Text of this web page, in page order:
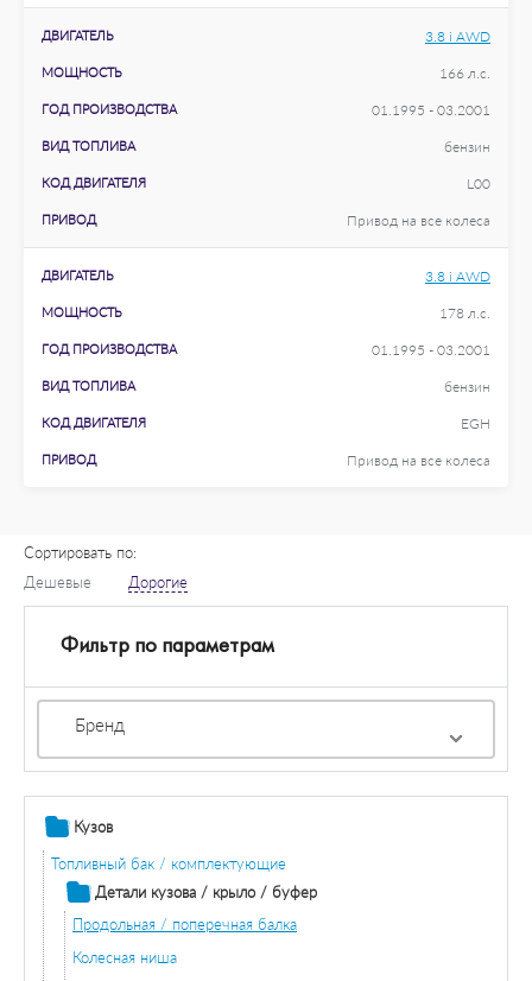
ДВИГАТЕЛЬ 3.8 i AWD
МОЩНОСТЬ 166 л.с.
ГОД ПРОИЗВОДСТВА 01.1995 - 03.2001
ВИД ТОПЛИВА бензин
КОД ДВИГАТЕЛЯ L00
ПРИВОД Привод на все колеса
ДВИГАТЕЛЬ 3.8 i AWD
МОЩНОСТЬ 178 л.с.
ГОД ПРОИЗВОДСТВА 01.1995 - 03.2001
ВИД ТОПЛИВА бензин
КОД ДВИГАТЕЛЯ EGH
ПРИВОД Привод на все колеса
Сортировать по:
Дешевые
Дорогие
Фильтр по параметрам
Бренд
Кузов
Топливный бак / комплектующие
Детали кузова / крыло / буфер
Продольная / поперечная балка
Колесная ниша